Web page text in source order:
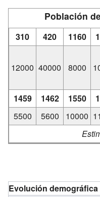
Población
310 420 1160
12000 40000 8000
1459 1462 1550
5500
5600 10000
Evolución